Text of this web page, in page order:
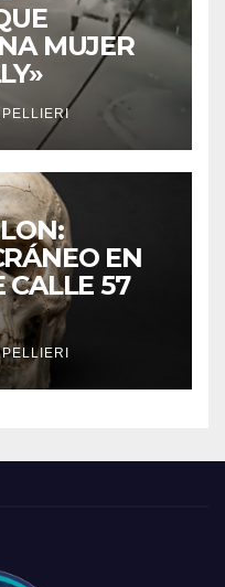
MUJER
EN
CALLE 57